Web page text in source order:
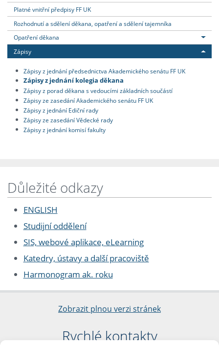
Platné vnitřní předpisy FF UK
Rozhodnutí a sdělení děkana, opatření a sdělení tajemníka
Opatření děkana
Zápisy
Zápisy z jednání předsednictva Akademického senátu FF UK
Zápisy z jednání kolegia děkana
Zápisy z porad děkana s vedoucími základních součástí
Zápisy ze zasedání Akademického senátu FF UK
Zápisy z jednání Ediční rady
Zápisy ze zasedání Vědecké rady
Zápisy z jednání komisí fakulty
Důležité odkazy
ENGLISH
Studijní oddělení
SIS, webové aplikace, eLearning
Katedry, ústavy a další pracoviště
Harmonogram ak. roku
Zobrazit plnou verzi stránek
Rychlé kontakty